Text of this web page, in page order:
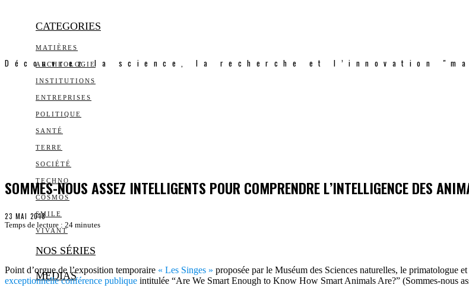
CATEGORIES
MATIÈRES
ARCHEOLOGIE
INSTITUTIONS
ENTREPRISES
POLITIQUE
SANTÉ
TERRE
SOCIÉTÉ
TECHNO
COSMOS
SMILE
VIVANT
NOS SÉRIES
MEDIAS
Découvrez la science, la recherche et l’innovation
SOMMES-NOUS ASSEZ INTELLIGENTS POUR COMPRENDRE L’INTELLIGENCE DES
23 MAI 2018
Temps de lecture : 24 minutes
Point d’orgue de l’exposition temporaire « Les Singes » proposée par le Muséum des Sciences naturelles, le primatologue
exceptionnelle conférence publique intitulée “Are We Smart Enough to Know How Smart Animals Are?” (Sommes-nous